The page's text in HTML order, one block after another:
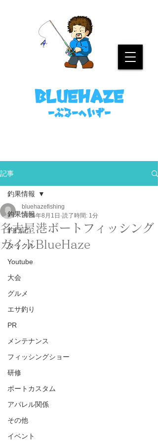
bluehaze
​－ぶるーへいずー
記事
釣果情報
釣行記
タックル
Youtube
大会
グルメ
エサ釣り
PR
メンテナンス
フィッシングショー
研修
ボートカスタム
アパレル関係
その他
イベント
釣果情報
名古屋港ボートフィッシング
ガイドBlueHaze
bluehazefishing
2025年8月1日 読了時間: 1分